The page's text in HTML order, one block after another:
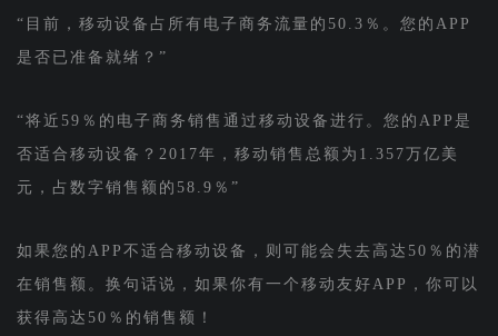
“目前，移动设备占所有电子商务流量的50.3％。您的APP
是否已准备就绪？”
“将近59％的电子商务销售通过移动设备进行。您的APP是
否适合移动设备？2017年，移动销售总额为1.357万亿美
元，占数字销售额的58.9％”
如果您的APP不适合移动设备，则可能会失去高达50％的潜
在销售额。换句话说，如果你有一个移动友好APP，你可以
获得高达50％的销售额！